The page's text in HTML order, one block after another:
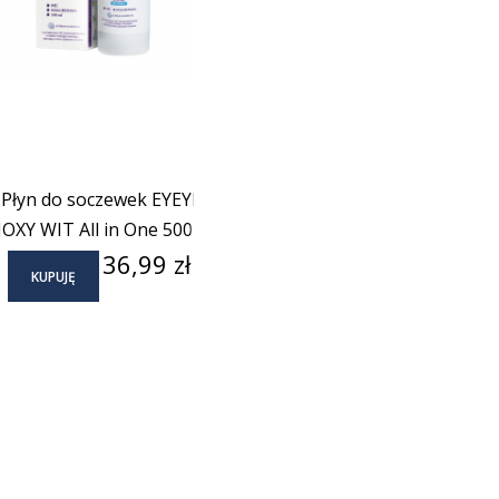
Płyn do soczewek EYEYE
WIT All in One 500 ml
KUPUJĘ Cena
36,99 zł